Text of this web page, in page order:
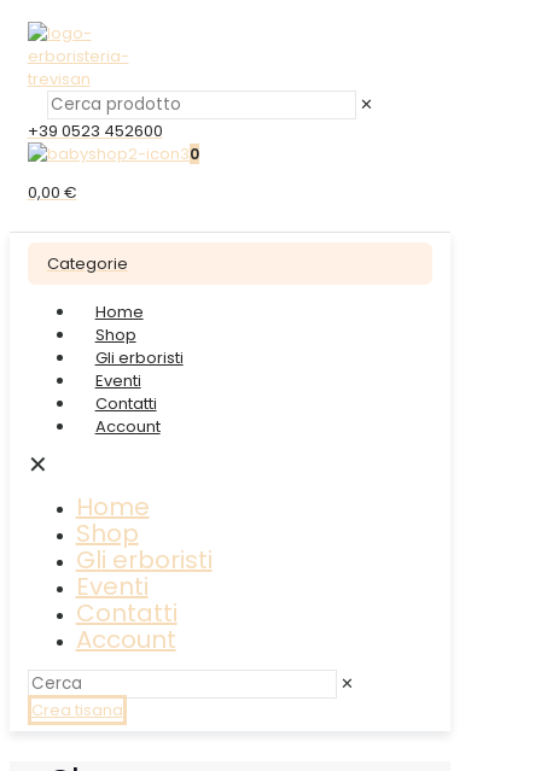
✕
+39 0523 452600
0
0,00 €
Categorie
Home
Shop
Gli erboristi
Eventi
Contatti
Account
✕
Home
Shop
Gli erboristi
Eventi
Contatti
Account
✕
Crea tisana